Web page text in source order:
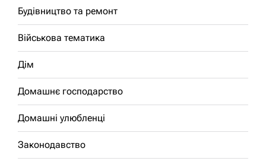
Будівництво та ремонт
Військова тематика
Дім
Домашнє господарство
Домашні улюбленці
Законодавство